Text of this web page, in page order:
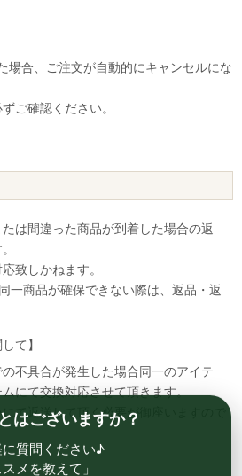
場合、ご注文が自動的にキャンセルにな
ご確認ください。
は間違った商品が到着した場合の返
致しかねます。
一商品が確保できない際は、返品・返
て】
不具合が発生した場合同一のアイテ
にて交換対応させて頂きます。
て返送して頂く必要が御座いますので
はございますか？
質問ください♪
メを教えて」